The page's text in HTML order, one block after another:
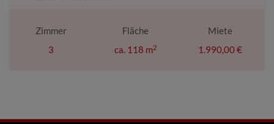
Zimmer
3
Fläche
ca. 118 m2
Miete
1.990,00 €